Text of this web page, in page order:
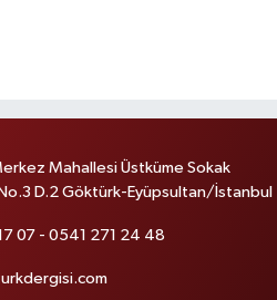
Mahallesi Üstküme Sokak
D.2 Göktürk-Eyüpsultan/İstanbul
07 - 0541 271 24 48